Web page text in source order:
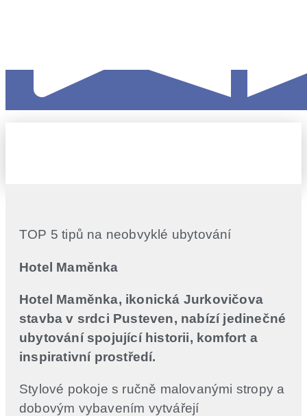
TOP 5 tipů na neobvyklé ubytování
Hotel Maměnka
Hotel Maměnka, ikonická Jurkovičova
stavba v srdci Pusteven, nabízí jedinečné
ubytování spojující historii, komfort a
inspirativní prostředí.
Stylové pokoje s ručně malovanými stropy a
dobovým vybavením vytvářejí